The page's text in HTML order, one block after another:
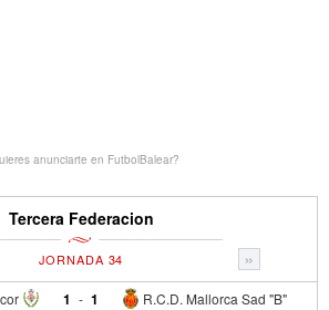
anunciarte en FutbolBalear?
Tercera Federacion
»
JORNADA 34
1 - R.C.D. Mallorca Sad "B"
1